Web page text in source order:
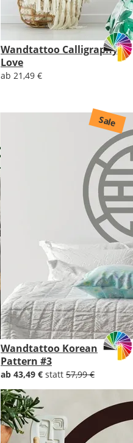
Wandtattoo Calligraphy
Love
ab 21,49 €
Sale
Wandtattoo Korean
Pattern #3
ab 43,49 € statt 57,99 €